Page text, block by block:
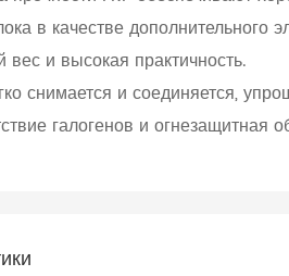
в качестве дополнительного
и высокая практичность.
снимается и соединяется,
галогенов и огнезащитная